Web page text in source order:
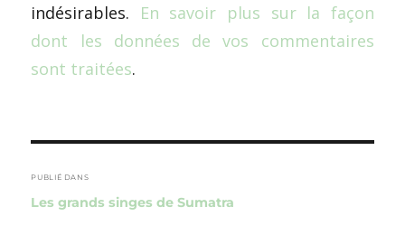
indésirables. En savoir plus sur la façon
dont les données de vos commentaires
sont traitées.
de
l’article
PUBLIÉ DANS
Les grands singes de Sumatra